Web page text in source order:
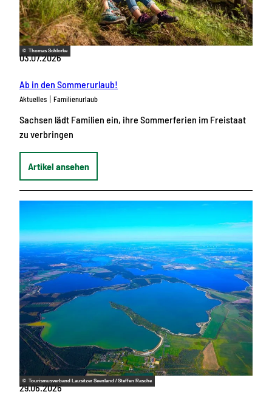
© Thomas Schlorke
03.07.2026
Ab in den Sommerurlaub!
Aktuelles Familienurlaub
Sachsen lädt Familien ein, ihre Sommerferien im Freistaat
zu verbringen
Artikel ansehen
© Tourismusverband Lausitzer Seenland / Steffen Rasche
29.06.2026